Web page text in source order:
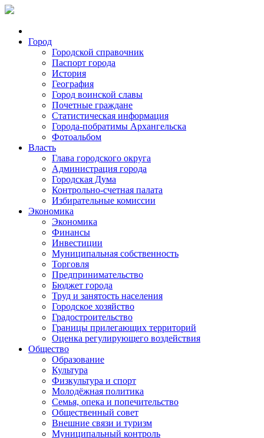
Город
Городской справочник
Паспорт города
История
География
Город воинской славы
Почетные граждане
Статистическая информация
Города-побратимы Архангельска
Фотоальбом
Власть
Глава городского округа
Администрация города
Городская Дума
Контрольно-счетная палата
Избирательные комиссии
Экономика
Экономика
Финансы
Инвестиции
Муниципальная собственность
Торговля
Предпринимательство
Бюджет города
Труд и занятость населения
Городское хозяйство
Градостроительство
Границы прилегающих территорий
Оценка регулирующего воздействия
Общество
Образование
Культура
Физкультура и спорт
Молодёжная политика
Семья, опека и попечительство
Общественный совет
Внешние связи и туризм
Муниципальный контроль